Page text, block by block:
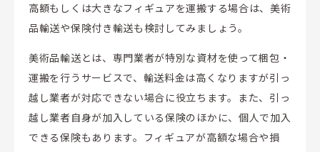
高額もしくは大きなフィギュアを運搬する場合は、美術
品輸送や保険付き輸送も検討してみましょう。
美術品輸送とは、専門業者が特別な資材を使って梱包・
運搬を行うサービスで、輸送料金は高くなりますが引っ
越し業者が対応できない場合に役立ちます。また、引っ
越し業者自身が加入している保険のほかに、個人で加入
できる保険もあります。フィギュアが高額な場合や損